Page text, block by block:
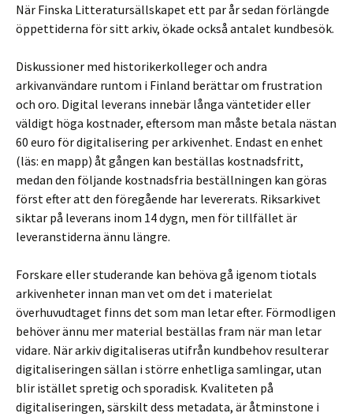
När Finska Litteratursällskapet ett par år sedan förlängde
öppettiderna för sitt arkiv, ökade också antalet kundbesök.
Diskussioner med historikerkolleger och andra
arkivanvändare runtom i Finland berättar om frustration
och oro. Digital leverans innebär långa väntetider eller
väldigt höga kostnader, eftersom man måste betala nästan
60 euro för digitalisering per arkivenhet. Endast en enhet
(läs: en mapp) åt gången kan beställas kostnadsfritt,
medan den följande kostnadsfria beställningen kan göras
först efter att den föregående har levererats. Riksarkivet
siktar på leverans inom 14 dygn, men för tillfället är
leveranstiderna ännu längre.
Forskare eller studerande kan behöva gå igenom tiotals
arkivenheter innan man vet om det i materielat
överhuvudtaget finns det som man letar efter. Förmodligen
behöver ännu mer material beställas fram när man letar
vidare. När arkiv digitaliseras utifrån kundbehov resulterar
digitaliseringen sällan i större enhetliga samlingar, utan
blir istället spretig och sporadisk. Kvaliteten på
digitaliseringen, särskilt dess metadata, är åtminstone i